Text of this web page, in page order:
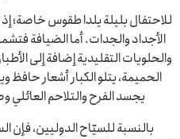
للاحتفال بليلة يلدا طقوس خاصة؛
الأجداد والجدات. أما الضيافة
والحلويات التقليدية إضافة إلى
الحميمة، يتلو الكبار أشعار
يجسد الفرح والتلاحم العائلي
بالنسبة للسيّاح الدوليين، فإن